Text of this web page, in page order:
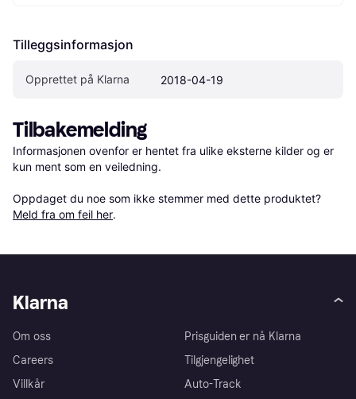
Tilleggsinformasjon
Opprettet på Klarna 2018-04-19
Tilbakemelding
Informasjonen ovenfor er hentet fra ulike eksterne kilder og er
kun ment som en veiledning.
Oppdaget du noe som ikke stemmer med dette produktet?
Meld fra om feil her.
Klarna
Om oss
Careers
Villkår
Prisguiden er nå Klarna
Tilgjengelighet
Auto-Track